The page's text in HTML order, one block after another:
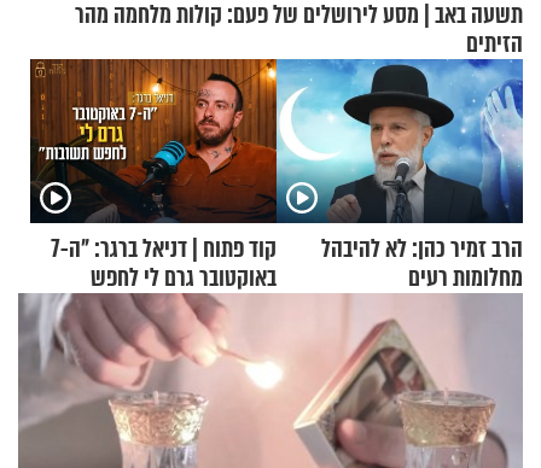
תשעה באב | מסע לירושלים של פעם: קולות מלחמה מהר
הזיתים
הרב זמיר כהן: לא להיבהל
מחלומות רעים
קוד פתוח | דניאל ברגר: "ה-7
באוקטובר גרם לי לחפש
תשובות"